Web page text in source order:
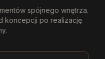
spójnego wnętrza.
koncepcji po realizację
.